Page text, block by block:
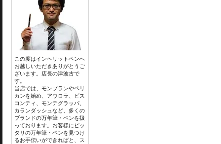
この度はインヘリットペンへ
お越しいただきありがとうご
ざいます。店長の津波古で
す。
当店では、モンブランやペリ
カンを始め、アウロラ、ビス
コンティ、モンテグラッパ、
カランダッシュなど、多くの
ブランドの万年筆・ペンを扱
っております。お客様にピッ
タリの万年筆・ペンを見つけ
るお手伝いができればと、ス